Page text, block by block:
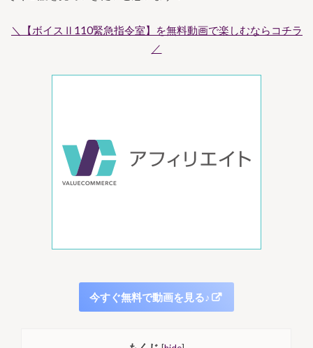
＼【ボイスⅡ110緊急指令室】を無料動画で楽しむならコチラ
／
今すぐ無料で動画を見る♪